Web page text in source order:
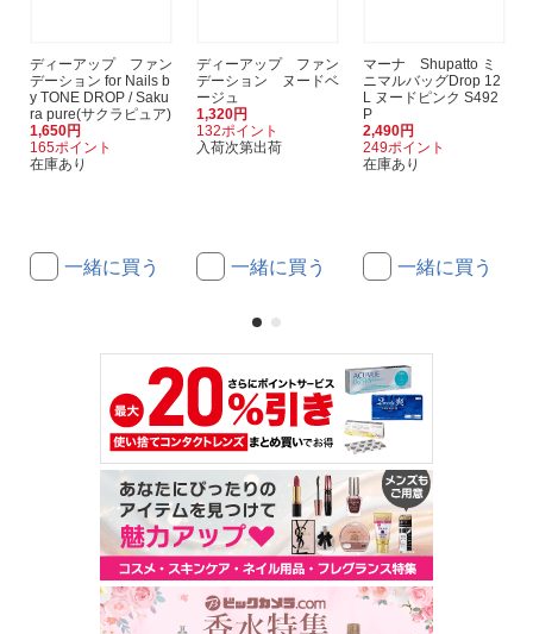
ディーアップ ファン
デーション for Nails b
y TONE DROP / Saku
ra pure(サクラピュア)
1,650円
165ポイント
在庫あり
一緒に買う
ディーアップ ファン
デーション ヌードベ
ージュ
1,320円
132ポイント
入荷次第出荷
一緒に買う
マーナ Shupatto ミ
ニマルバッグDrop 12
L ヌードピンク S492
P
2,490円
249ポイント
在庫あり
一緒に買う